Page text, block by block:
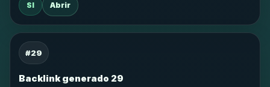
SI Abrir
#29
Backlink generado 29